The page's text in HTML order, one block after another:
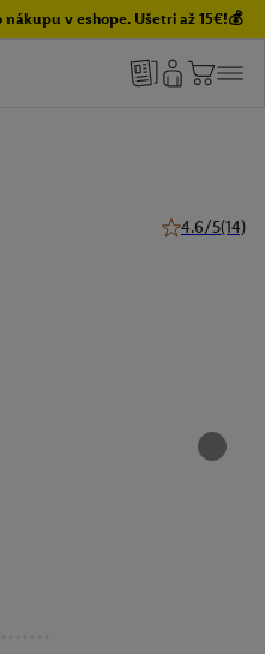
v eshope. Ušetri až 15€!💰
4.6/5(14)